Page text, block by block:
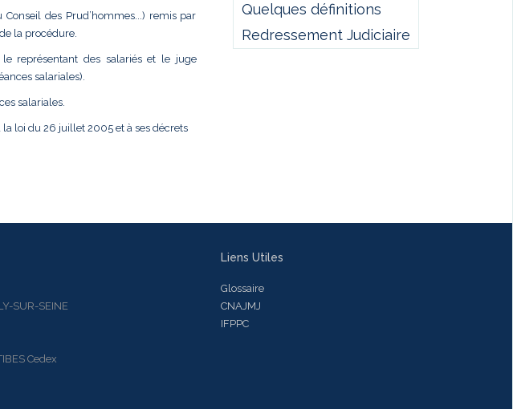
des Prud’hommes...) remis par
la procédure.
représentant des salariés et le juge
salariales).
salariales.
loi du 26 juillet 2005 et à ses décrets
Quelques définitions
Redressement Judiciaire
SUR-SEINE
Cedex
Liens Utiles
Glossaire
CNAJMJ
IFPPC